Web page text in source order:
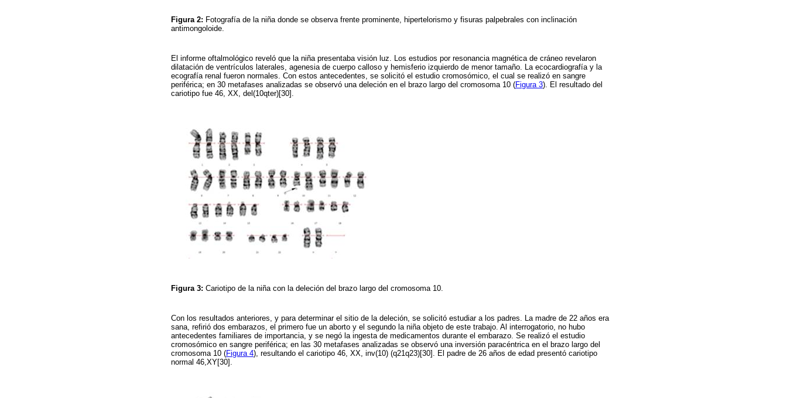
Figura 2: Fotografía de la niña donde se observa frente prominente, hipertelorismo y fisuras palpebrales con inclinación
antimongoloide.
El informe oftalmológico reveló que la niña presentaba visión luz. Los estudios por resonancia magnética de cráneo revelaron
dilatación de ventrículos laterales, agenesia de cuerpo calloso y hemisferio izquierdo de menor tamaño. La ecocardiografía y la
ecografía renal fueron normales. Con estos antecedentes, se solicitó el estudio cromosómico, el cual se realizó en sangre
periférica; en 30 metafases analizadas se observó una deleción en el brazo largo del cromosoma 10 (Figura 3). El resultado del
cariotipo fue 46, XX, del(10qter)[30].
Figura 3: Cariotipo de la niña con la deleción del brazo largo del cromosoma 10.
Con los resultados anteriores, y para determinar el sitio de la deleción, se solicitó estudiar a los padres. La madre de 22 años era
sana, refirió dos embarazos, el primero fue un aborto y el segundo la niña objeto de este trabajo. Al interrogatorio, no hubo
antecedentes familiares de importancia, y se negó la ingesta de medicamentos durante el embarazo. Se realizó el estudio
cromosómico en sangre periférica; en las 30 metafases analizadas se observó una inversión paracéntrica en el brazo largo del
cromosoma 10 (Figura 4), resultando el cariotipo 46, XX, inv(10) (q21q23)[30]. El padre de 26 años de edad presentó cariotipo
normal 46,XY[30].